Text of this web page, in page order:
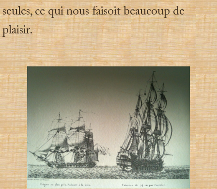
seules, ce qui nous faisoit beaucoup de
plaisir.